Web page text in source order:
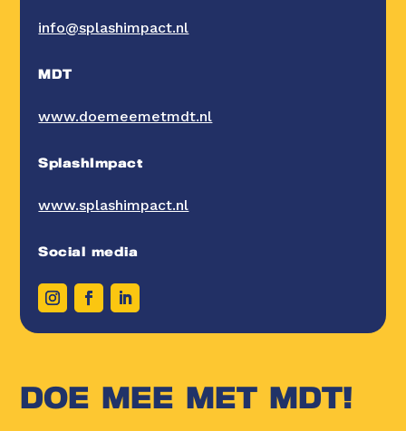
info@splashimpact.nl
MDT
www.doemeemetmdt.nl
SplashImpact
www.splashimpact.nl
Social media
DOE MEE MET MDT!